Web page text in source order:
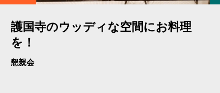
護国寺のウッディな空間にお料理
を！
懇親会